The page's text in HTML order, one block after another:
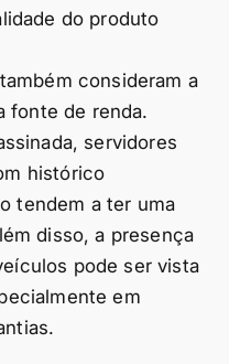
do produto
consideram a
fonte de renda.
servidores
histórico
tendem a ter uma
disso, a presença
pode ser vista
em